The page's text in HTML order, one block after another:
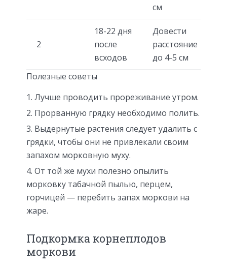
см
2
18-22 дня
после
всходов
Довести
расстояние
до 4-5 см
Полезные советы
Лучше проводить прореживание утром.
Прорванную грядку необходимо полить.
Выдернутые растения следует удалить с
грядки, чтобы они не привлекали своим
запахом морковную муху.
От той же мухи полезно опылить
морковку табачной пылью, перцем,
горчицей — перебить запах моркови на
жаре.
Подкормка корнеплодов
моркови